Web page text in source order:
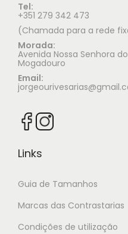
Tel:
+351 279 342 473
(Chamada para a rede
Morada:
Avenida Nossa Senhora
Mogadouro
Email:
Links
Guia de Tamanhos
Marcas das Contrastarias
Condições de utilização